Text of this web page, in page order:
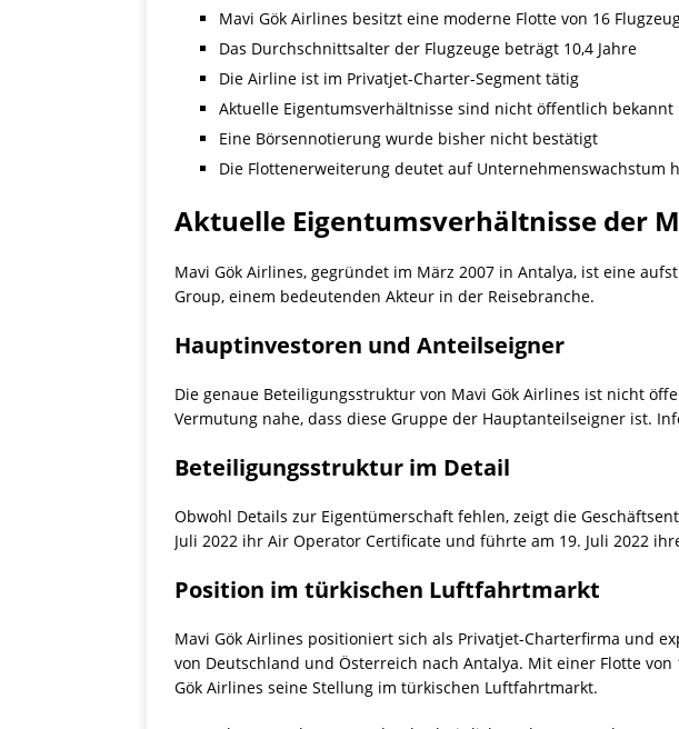
Mavi Gök Airlines besitzt eine moderne Flotte von 16
Das Durchschnittsalter der Flugzeuge beträgt 10,4 Jahre
Die Airline ist im Privatjet-Charter-Segment tätig
Aktuelle Eigentumsverhältnisse sind nicht öffentlich bekannt
Eine Börsennotierung wurde bisher nicht bestätigt
Die Flottenerweiterung deutet auf Unternehmenswachstum
Aktuelle Eigentumsverhältnisse der
Mavi Gök Airlines, gegründet im März 2007 in Antalya, ist eine
Group, einem bedeutenden Akteur in der Reisebranche.
Hauptinvestoren und Anteilseigner
Die genaue Beteiligungsstruktur von Mavi Gök Airlines ist nicht
Vermutung nahe, dass diese Gruppe der Hauptanteilseigner ist.
Beteiligungsstruktur im Detail
Obwohl Details zur Eigentümerschaft fehlen, zeigt die
Juli 2022 ihr Air Operator Certificate und führte am 19. Juli 2022
Position im türkischen Luftfahrtmarkt
Mavi Gök Airlines positioniert sich als Privatjet-Charterfirma und
von Deutschland und Österreich nach Antalya. Mit einer Flotte
Gök Airlines seine Stellung im türkischen Luftfahrtmarkt.